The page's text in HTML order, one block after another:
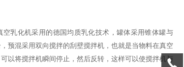
空乳化机采用的德国均质乳化技术，罐体采用锥体罐与
预混采用双向搅拌的刮壁搅拌机，也就是当物料在真空
以将搅拌机瞬间停止，然后反转，这样可以使搅拌机与